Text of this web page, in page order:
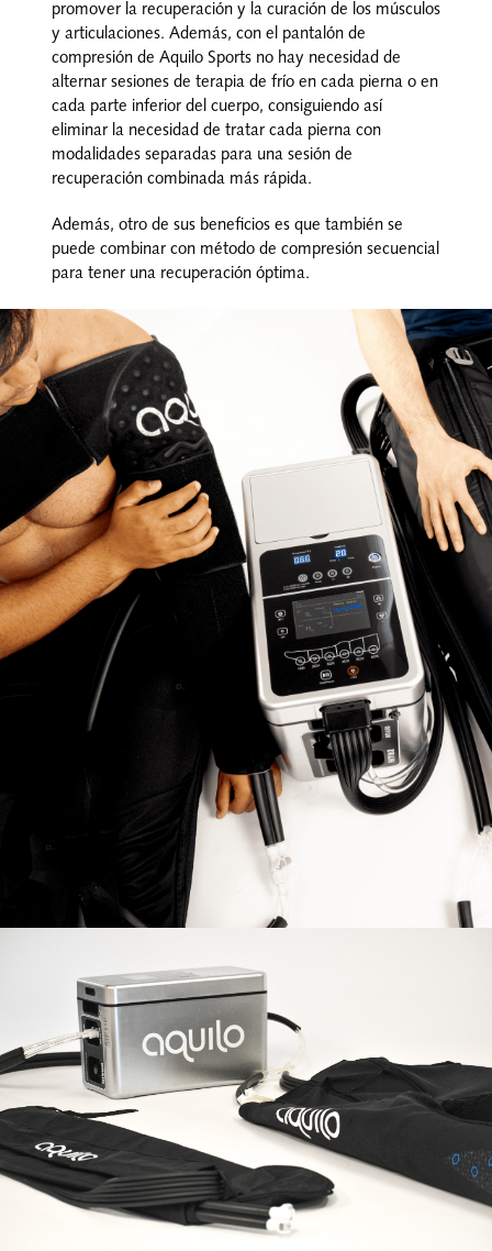
promover la recuperación y la curación de los músculos
y articulaciones. Además, con el pantalón de
compresión de Aquilo Sports no hay necesidad de
alternar sesiones de terapia de frío en cada pierna o en
cada parte inferior del cuerpo, consiguiendo así
eliminar la necesidad de tratar cada pierna con
modalidades separadas para una sesión de
recuperación combinada más rápida.
Además, otro de sus beneficios es que también se
puede combinar con método de compresión secuencial
para tener una recuperación óptima.